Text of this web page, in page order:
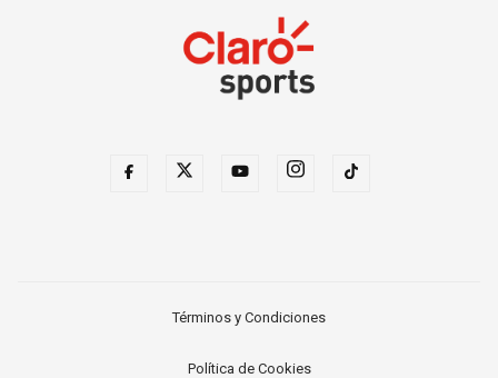
Términos y Condiciones
Política de Cookies